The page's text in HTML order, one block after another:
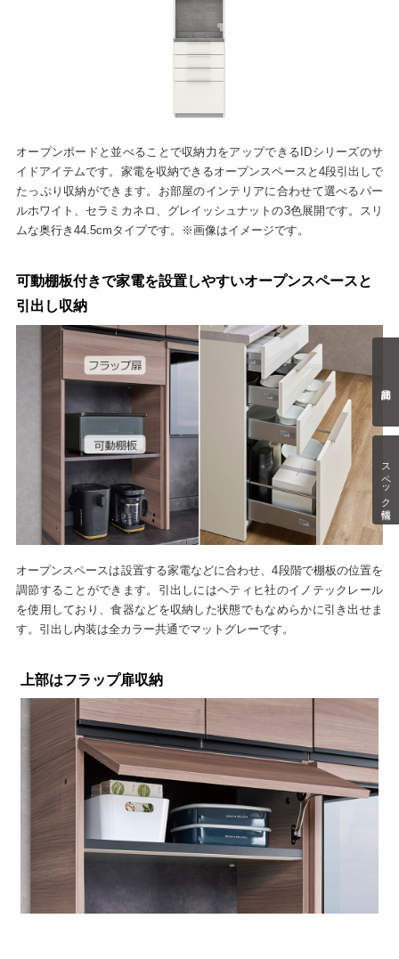
スペック情報
オープンボードと並べることで収納力をアップできるIDシリーズのサ
イドアイテムです。家電を収納できるオープンスペースと4段引出しで
たっぷり収納ができます。お部屋のインテリアに合わせて選べるパー
ルホワイト、セラミカネロ、グレイッシュナットの3色展開です。スリ
ムな奥行き44.5cmタイプです。※画像はイメージです。
可動棚板付きで家電を設置しやすいオープンスペースと
引出し収納
オープンスペースは設置する家電などに合わせ、4段階で棚板の位置を
調節することができます。引出しにはヘティヒ社のイノテックレール
を使用しており、食器などを収納した状態でもなめらかに引き出せま
す。引出し内装は全カラー共通でマットグレーです。
上部はフラップ扉収納